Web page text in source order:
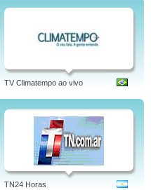
TV Climatempo ao vivo
TN24 Horas